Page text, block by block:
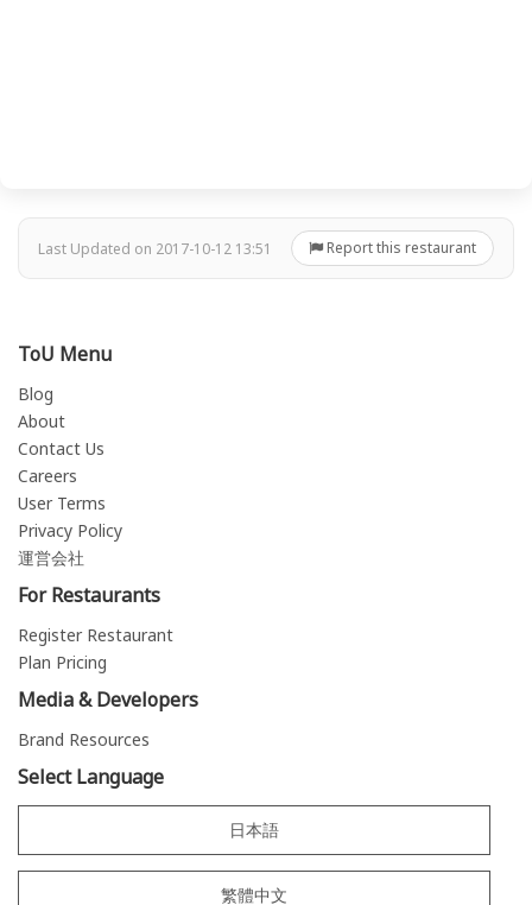
Last Updated on 2017-10-12 13:51 Report this restaurant
ToU Menu
Blog
About
Contact Us
Careers
User Terms
Privacy Policy
運営会社
For Restaurants
Register Restaurant
Plan Pricing
Media & Developers
Brand Resources
Select Language
日本語
繁體中文